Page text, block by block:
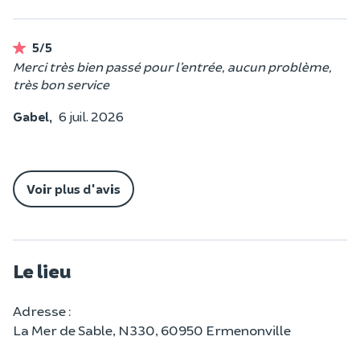
5/5
Merci très bien passé pour l’entrée, aucun problème,
très bon service
Gabel, 6 juil. 2026
Voir plus d'avis
Le lieu
Adresse :
La Mer de Sable, N330, 60950 Ermenonville